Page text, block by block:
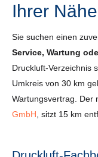
Ihrer Nähe
Sie suchen einen
Service, Wartung
Druckluft-Verzeichnis
Umkreis von 30 km
Wartungsvertrag. Der
GmbH , sitzt 15 km